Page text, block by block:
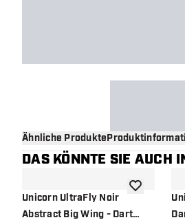
Ähnliche Produkte
DAS KÖNNTE SIE AUCH
Unicorn UltraFly Noir
Abstract Big Wing - Dart
Zur